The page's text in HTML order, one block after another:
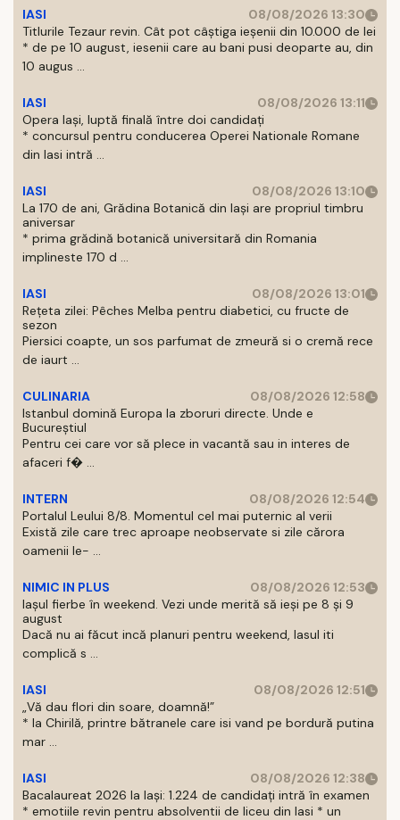
IASI
08/08/2026 13:30
Titlurile Tezaur revin. Cât pot câștiga ieșenii din 10.000 de lei
* de pe 10 august, iesenii care au bani pusi deoparte au, din
10 augus ...
IASI
08/08/2026 13:11
Opera Iași, luptă finală între doi candidați
* concursul pentru conducerea Operei Nationale Romane
din Iasi intră ...
IASI
08/08/2026 13:10
La 170 de ani, Grădina Botanică din Iași are propriul timbru
aniversar
* prima grădină botanică universitară din Romania
implineste 170 d ...
IASI
08/08/2026 13:01
Rețeta zilei: Pêches Melba pentru diabetici, cu fructe de
sezon
Piersici coapte, un sos parfumat de zmeură si o cremă rece
de iaurt ...
CULINARIA
08/08/2026 12:58
Istanbul domină Europa la zboruri directe. Unde e
Bucureștiul
Pentru cei care vor să plece in vacantă sau in interes de
afaceri f� ...
INTERN
08/08/2026 12:54
Portalul Leului 8/8. Momentul cel mai puternic al verii
Există zile care trec aproape neobservate si zile cărora
oamenii le- ...
NIMIC IN PLUS
08/08/2026 12:53
Iașul fierbe în weekend. Vezi unde merită să ieși pe 8 și 9
august
Dacă nu ai făcut incă planuri pentru weekend, Iasul iti
complică s ...
IASI
08/08/2026 12:51
„Vă dau flori din soare, doamnă!”
* la Chirilă, printre bătranele care isi vand pe bordură putina
mar ...
IASI
08/08/2026 12:38
Bacalaureat 2026 la Iași: 1.224 de candidați intră în examen
* emotiile revin pentru absolventii de liceu din Iasi * un